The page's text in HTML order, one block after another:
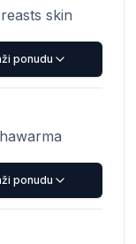
skin
ponudu
ponudu